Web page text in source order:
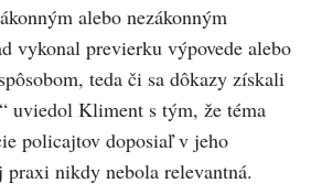
alebo nezákonným
vykonal previerku výpovede alebo
teda či sa dôkazy získali
uviedol Kliment s tým, že téma
policajtov doposiaľ v jeho
praxi nikdy nebola relevantná.